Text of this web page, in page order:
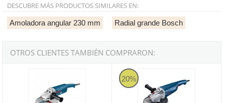
DESCUBRE MÁS PRODUCTOS SIMILARES EN:
Amoladora angular 230 mm Radial grande Bosch
OTROS CLIENTES TAMBIÉN COMPRARON:
Amoladora Bosch GWS 20-180 S Professional
20%
Bosch GWS 20-230 J